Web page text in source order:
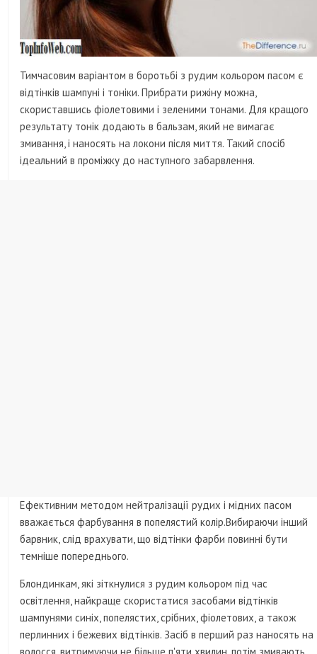
Тимчасовим варіантом в боротьбі з рудим кольором пасом є
відтінків шампуні і тоніки. Прибрати рижіну можна,
скориставшись фіолетовими і зеленими тонами. Для кращого
результату тонік додають в бальзам, який не вимагає
змивання, і наносять на локони після миття. Такий спосіб
ідеальний в проміжку до наступного забарвлення.
Ефективним методом нейтралізації рудих і мідних пасом
вважається фарбування в попелястий колір.Вибираючи інший
барвник, слід врахувати, що відтінки фарби повинні бути
темніше попереднього.
Блондинкам, які зіткнулися з рудим кольором під час
освітлення, найкраще скористатися засобами відтінків
шампунями синіх, попелястих, срібних, фіолетових, а також
перлинних і бежевих відтінків. Засіб в перший раз наносять на